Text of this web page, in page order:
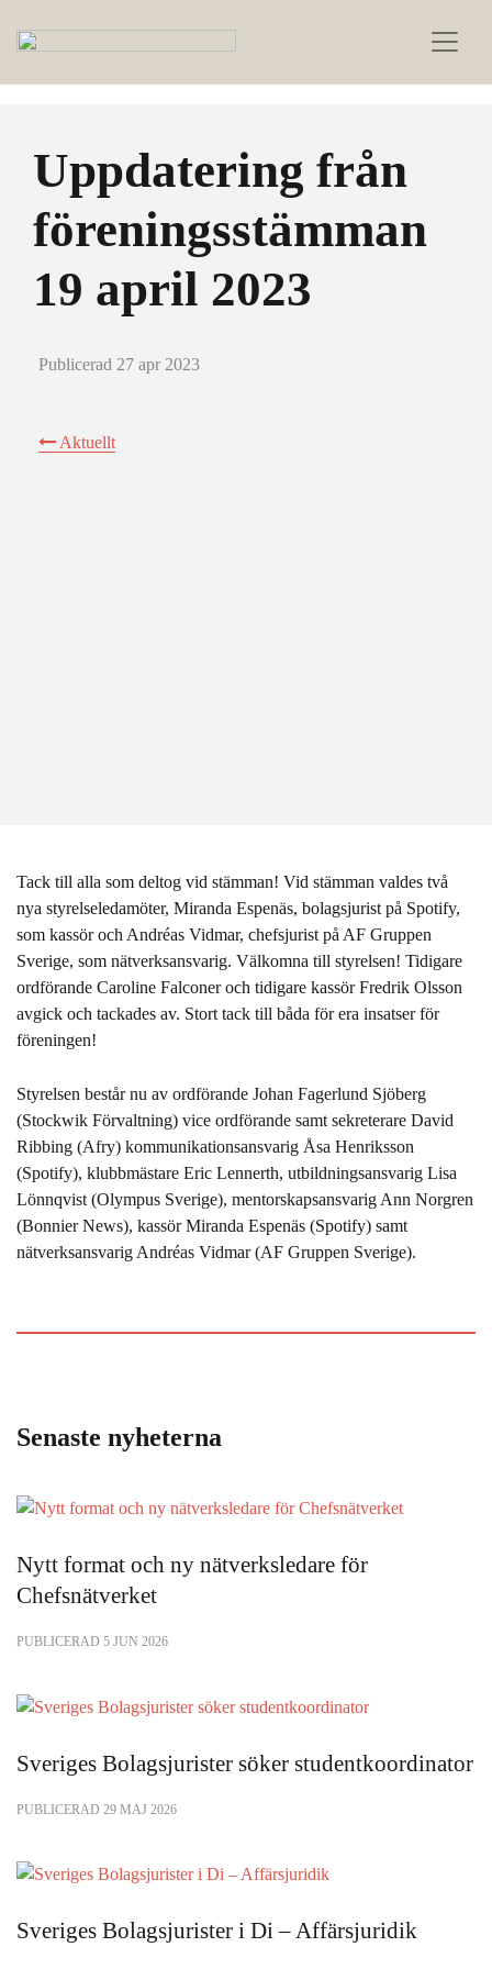
Uppdatering från
föreningsstämman
19 april 2023
Publicerad 27 apr 2023
Aktuellt
Tack till alla som deltog vid stämman! Vid stämman valdes två
nya styrelseledamöter, Miranda Espenäs, bolagsjurist på Spotify,
som kassör och Andréas Vidmar, chefsjurist på AF Gruppen
Sverige, som nätverksansvarig. Välkomna till styrelsen! Tidigare
ordförande Caroline Falconer och tidigare kassör Fredrik Olsson
avgick och tackades av. Stort tack till båda för era insatser för
föreningen!
Styrelsen består nu av ordförande Johan Fagerlund Sjöberg
(Stockwik Förvaltning) vice ordförande samt sekreterare David
Ribbing (Afry) kommunikationsansvarig Åsa Henriksson
(Spotify), klubbmästare Eric Lennerth, utbildningsansvarig Lisa
Lönnqvist (Olympus Sverige), mentorskapsansvarig Ann Norgren
(Bonnier News), kassör Miranda Espenäs (Spotify) samt
nätverksansvarig Andréas Vidmar (AF Gruppen Sverige).
Senaste nyheterna
Nytt format och ny nätverksledare för
Chefsnätverket
PUBLICERAD 5 JUN 2026
Sveriges Bolagsjurister söker studentkoordinator
PUBLICERAD 29 MAJ 2026
Sveriges Bolagsjurister i Di – Affärsjuridik